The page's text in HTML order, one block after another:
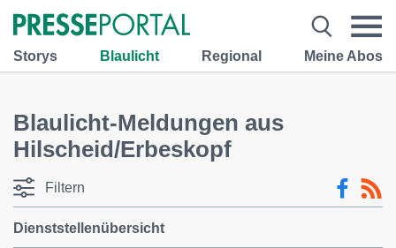
Storys Blaulicht Regional Meine Abos
Blaulicht-Meldungen aus
Hilscheid/Erbeskopf
Filtern
Dienststellenübersicht